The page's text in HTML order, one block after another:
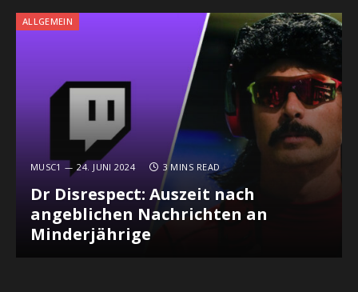
ALLGEMEIN
MUSC1 24. JUNI 2024 3 MINS READ
Dr Disrespect: Auszeit nach
angeblichen Nachrichten an
Minderjährige